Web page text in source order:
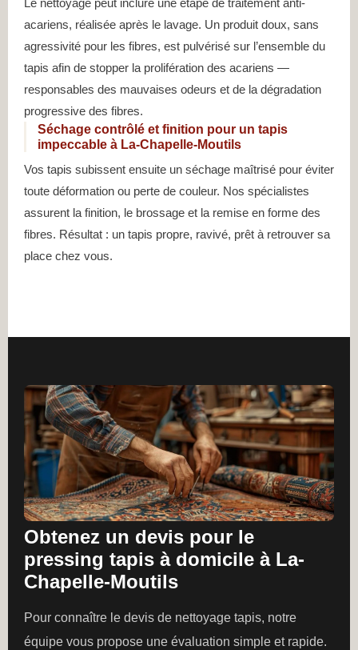
Le nettoyage peut inclure une étape de traitement anti-
acariens, réalisée après le lavage. Un produit doux, sans
agressivité pour les fibres, est pulvérisé sur l’ensemble du
tapis afin de stopper la prolifération des acariens —
responsables des mauvaises odeurs et de la dégradation
progressive des fibres.
Séchage contrôlé et finition pour un tapis
impeccable à La-Chapelle-Moutils
Vos tapis subissent ensuite un séchage maîtrisé pour éviter
toute déformation ou perte de couleur. Nos spécialistes
assurent la finition, le brossage et la remise en forme des
fibres. Résultat : un tapis propre, ravivé, prêt à retrouver sa
place chez vous.
Obtenez un devis pour le
pressing tapis à domicile à La-
Chapelle-Moutils
Pour connaître le devis de nettoyage tapis, notre
équipe vous propose une évaluation simple et rapide.